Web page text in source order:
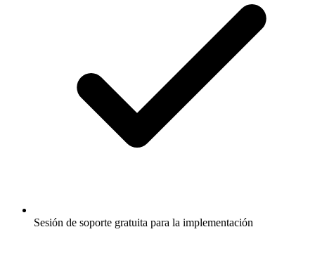
Sesión de soporte gratuita para la implementación